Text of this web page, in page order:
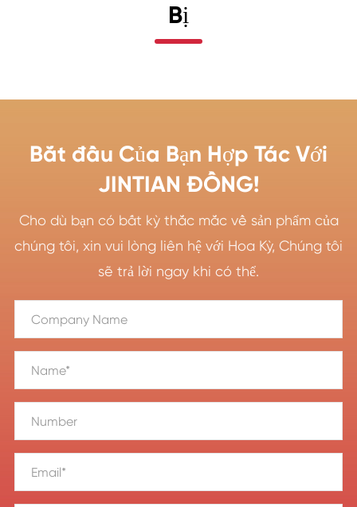
Bị
Bắt đầu Của Bạn Hợp Tác Với
JINTIAN ĐỒNG!
Cho dù bạn có bất kỳ thắc mắc về sản phẩm của
chúng tôi, xin vui lòng liên hệ với Hoa Kỳ, Chúng tôi
sẽ trả lời ngay khi có thể.